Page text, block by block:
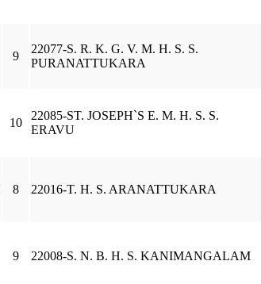
9
22077-S. R. K. G. V. M. H. S. S.
PURANATTUKARA
10
22085-ST. JOSEPH`S E. M. H. S. S.
ERAVU
8 22016-T. H. S. ARANATTUKARA
9 22008-S. N. B. H. S. KANIMANGALAM